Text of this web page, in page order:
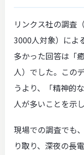
リンクス社の調査
3000人対象）によ
多かった回答は「
人）でした。この
うより、「精神的
人が多いことを示
現場での調査でも
り取り、深夜の長